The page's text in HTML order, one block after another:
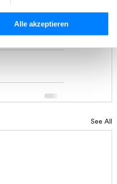
Alle akzeptieren
See All